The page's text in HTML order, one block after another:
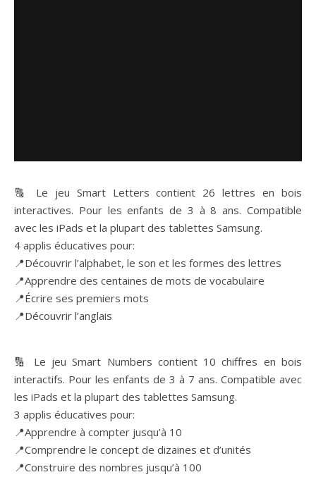
🔠 Le jeu Smart Letters contient 26 lettres en bois
interactives. Pour les enfants de 3 à 8 ans. Compatible
avec les iPads et la plupart des tablettes Samsung.
4 applis éducatives pour:
📍Découvrir l’alphabet, le son et les formes des lettres
📍Apprendre des centaines de mots de vocabulaire
📍Écrire ses premiers mots
📍Découvrir l’anglais
🔢 Le jeu Smart Numbers contient 10 chiffres en bois
interactifs. Pour les enfants de 3 à 7 ans. Compatible avec
les iPads et la plupart des tablettes Samsung.
3 applis éducatives pour:
📍Apprendre à compter jusqu’à 10
📍Comprendre le concept de dizaines et d’unités
📍Construire des nombres jusqu’à 100